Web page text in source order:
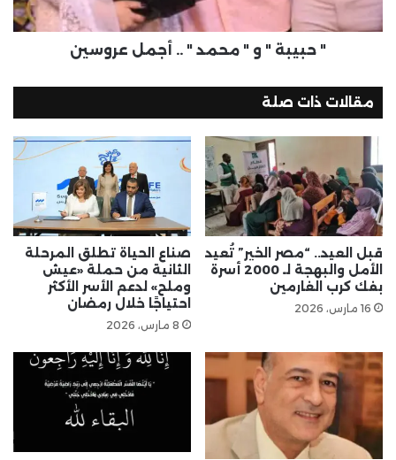
" حبيبة " و " محمد " .. أجمل عروسين
مقالات ذات صلة
قبل العيد.. “مصر الخير” تُعيد
الأمل والبهجة لـ 2000 أسرة
بفك كرب الغارمين
16 مارس، 2026
صناع الحياة تطلق المرحلة
الثانية من حملة «عيش
وملح» لدعم الأسر الأكثر
احتياجًا خلال رمضان
8 مارس، 2026